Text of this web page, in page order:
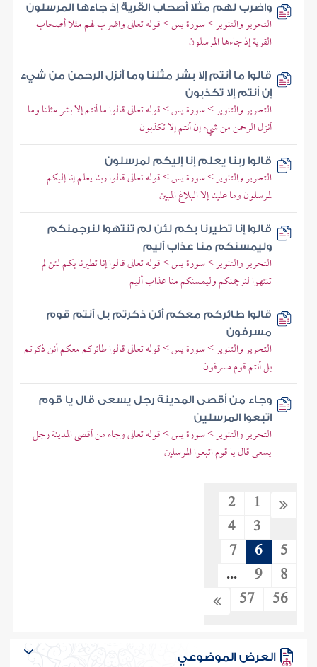
واضرب لهم مثلا أصحاب القرية إذ جاءها المرسلون
التحرير والتنوير > سورة يس > قوله تعالى واضرب لهم مثلا أصحاب
القرية إذ جاءها المرسلون
قالوا ما أنتم إلا بشر مثلنا وما أنزل الرحمن من شيء
إن أنتم إلا تكذبون
التحرير والتنوير > سورة يس > قوله تعالى قالوا ما أنتم إلا بشر مثلنا وما
أنزل الرحمن من شيء إن أنتم إلا تكذبون
قالوا ربنا يعلم إنا إليكم لمرسلون
التحرير والتنوير > سورة يس > قوله تعالى قالوا ربنا يعلم إنا إليكم
لمرسلون وما علينا إلا البلاغ المبين
قالوا إنا تطيرنا بكم لئن لم تنتهوا لنرجمنكم
وليمسنكم منا عذاب أليم
التحرير والتنوير > سورة يس > قوله تعالى قالوا إنا تطيرنا بكم لئن لم
تنتهوا لنرجمنكم وليمسنكم منا عذاب أليم
قالوا طائركم معكم أئن ذكرتم بل أنتم قوم
مسرفون
التحرير والتنوير > سورة يس > قوله تعالى قالوا طائركم معكم أئن ذكرتم
بل أنتم قوم مسرفون
وجاء من أقصى المدينة رجل يسعى قال يا قوم
اتبعوا المرسلين
التحرير والتنوير > سورة يس > قوله تعالى وجاء من أقصى المدينة رجل
يسعى قال يا قوم اتبعوا المرسلين
1
2
3
4
5
6
7
8
9
...
56
57
العرض الموضوعي